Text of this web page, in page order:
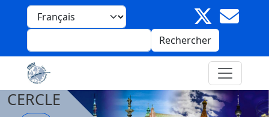
Aller au contenu principal
Select your language
Rechercher
CERCLE
Panneau de gestion des cookies